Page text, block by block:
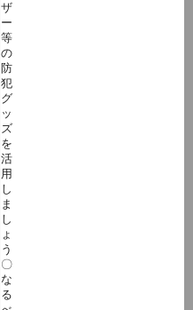
ザ
ー
等
の
防
犯
グ
ッ
ズ
を
活
用
し
ま
し
ょ
う
〇
な
る